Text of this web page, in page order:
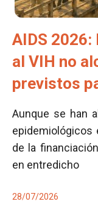
AIDS
al VIH no
previstos
Aunque se han
epidemiológicos
de la
en entredicho
28/07/2026